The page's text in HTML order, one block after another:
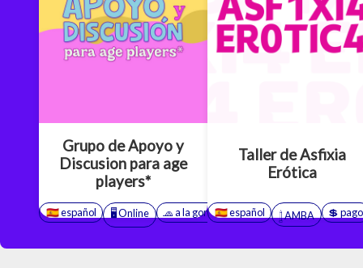
Grupo de Apoyo y
Discusion para age
players*
🇪🇸 español 🖥️ Online 🧢 a la gorra 🫂 grupo ❤️ BDSM 🍭
Taller de Asfixia
Erótica
🇪🇸 español 𓉶 AMBA 💲 pago